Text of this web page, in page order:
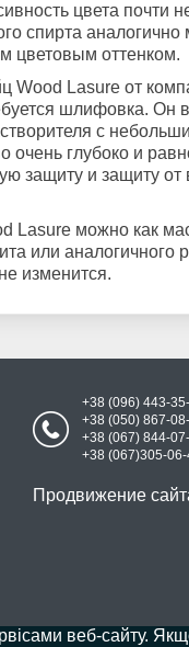
цвета почти
спирта аналогично
цветовым оттенком.
Wood Lasure от
шлифовка. Он
с
очень глубоко и
защиту и защиту от
Lasure можно как
или аналогичного
изменится.
+38 (096) 443-
+38 (050) 867-
+38 (067) 844-
+38 (067)305-06-
Продвижение
веб-сайту.